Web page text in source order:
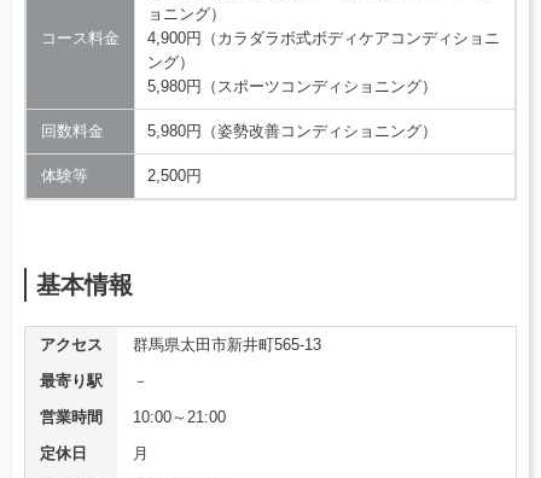
コース料金
ョニング）
4,900円（カラダラボ式ボディケアコンディショニ
ング）
5,980円（スポーツコンディショニング）
回数料金 5,980円（姿勢改善コンディショニング）
体験等 2,500円
基本情報
アクセス
群馬県太田市新井町565-13
最寄り駅
－
営業時間
10:00～21:00
定休日
月